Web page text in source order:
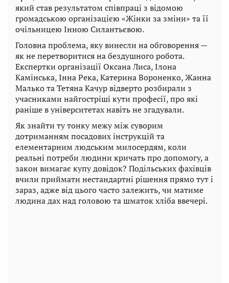
який став результатом співпраці з відомою
громадською організацією «Жінки за зміни» та її
очільницею Інною Силантьєвою.
Головна проблема, яку винесли на обговорення —
як не перетворитися на бездушного робота.
Експертки організації Оксана Лиса, Ілона
Камінська, Інна Река, Катерина Вороненко, Жанна
Малько та Тетяна Качур відверто розбирали з
учасниками найгостріші кути професії, про які
раніше в університетах навіть не згадували.
Як знайти ту тонку межу між суворим
дотриманням посадових інструкцій та
елементарним людським милосердям, коли
реальні потреби людини кричать про допомогу, а
закон вимагає купу довідок? Подільських фахівців
вчили приймати нестандартні рішення прямо тут і
зараз, адже від цього часто залежить, чи матиме
людина дах над головою та шматок хліба ввечері.